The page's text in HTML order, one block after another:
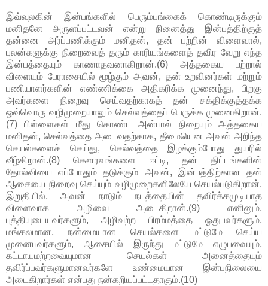
இவ்வுலகின் இன்பங்களில் பெரும்பங்கைக் கொண்டிருக்கும்
மனிதனே அருளப்பட்டவன் என்று நினைத்து இன்பத்திற்குத்
தன்னை அர்ப்பணிக்கும் மனிதன், தன் பற்றின் விளைவால்,
புலன்களுக்கு நிறைவைத் தரும் காரியங்களைத் தவிர வேறு எந்த
இன்பத்தையும் காணாதவனாகிறான்.(6) அத்தகைய பற்றால்
விளையும் பேராசையில் மூழ்கும் அவன், தன் உறவினர்கள் மற்றும்
பணியாளர்களின் எண்ணிக்கை அதிகரிக்க முனைந்து, பிறகு
அவர்களை நிறைவு செய்வதற்காகத் தன் சக்திக்குத்தக்க
ஒவ்வொரு வழிமுறையாலும் செல்வத்தைப் பெருக்க முனைகிறான்.
(7) பிள்ளைகள் மீது கொண்ட அன்பால் நிறையும் அத்தகைய
மனிதன், செல்வத்தை அடைவதற்காக, தீமையென அவன் அறிந்த
செயல்களைச் செய்து, செல்வத்தை இழக்கும்போது துயரில்
வீழ்கிறான்.(8) கௌரவங்களை ஈட்டி, தன் திட்டங்களின்
தோல்வியை எப்போதும் தடுக்கும் அவன், இன்பத்திற்கான தன்
ஆசையை நிறைவு செய்யும் வழிமுறைகளிலேயே செயல்படுகிறான்.
இறுதியில், அவன் நாடும் நடத்தையின் தவிர்க்கமுடியாத
விளைவாக அழிவை அடைகிறான்.(9) எனினும்,
புத்தியுடையவர்களும், அழிவற்ற பிரம்மத்தை ஓதுபவர்களும்,
மங்கலமான, நன்மையான செயல்களை மட்டுமே செய்ய
முனைபவர்களும், ஆசையில் இருந்து மட்டுமே எழுபவையும்,
கட்டாயமற்றவையுமான செயல்கள் அனைத்தையும்
தவிர்ப்பவர்களுமானவர்களே உண்மையான இன்பநிலையை
அடைகிறார்கள் என்பது நன்கறியப்பட்டதாகும்.(10)